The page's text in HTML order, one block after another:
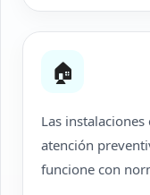
🏠
Las
atención
funcione con